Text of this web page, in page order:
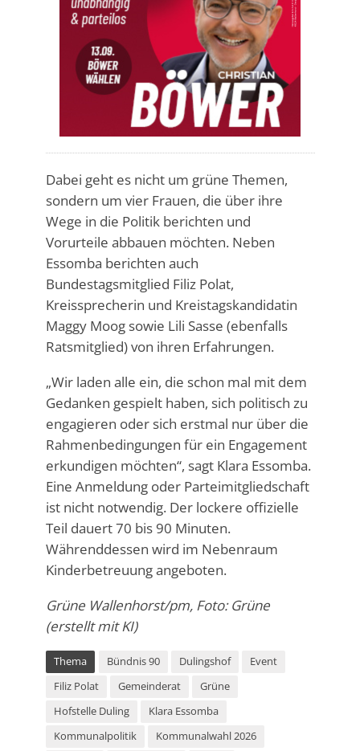
Dabei geht es nicht um grüne Themen,
sondern um vier Frauen, die über ihre
Wege in die Politik berichten und
Vorurteile abbauen möchten. Neben
Essomba berichten auch
Bundestagsmitglied Filiz Polat,
Kreissprecherin und Kreistagskandidatin
Maggy Moog sowie Lili Sasse (ebenfalls
Ratsmitglied) von ihren Erfahrungen.
„Wir laden alle ein, die schon mal mit dem
Gedanken gespielt haben, sich politisch zu
engagieren oder sich erstmal nur über die
Rahmenbedingungen für ein Engagement
erkundigen möchten“, sagt Klara Essomba.
Eine Anmeldung oder Parteimitgliedschaft
ist nicht notwendig. Der lockere offizielle
Teil dauert 70 bis 90 Minuten.
Währenddessen wird im Nebenraum
Kinderbetreuung angeboten.
Grüne Wallenhorst/pm, Foto: Grüne
(erstellt mit KI)
Thema Bündnis 90 Dulingshof
Event
Filiz Polat
Gemeinderat
Grüne
Hofstelle Duling
Klara Essomba
Kommunalpolitik
Kommunalwahl 2026